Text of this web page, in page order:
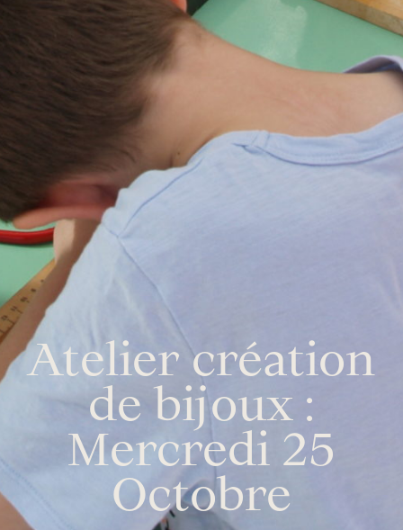
Atelier création
de bijoux :
Mercredi 25
Octobre